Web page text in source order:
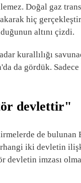
Doğal gaz
hiç
altını çizdi.
kurallılığı
da gördük.
devlettir"
de bulunan
iki devletin
imzası